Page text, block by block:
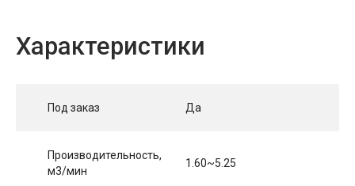
Характеристики
Под заказ Да
Производительность,
м3/мин
1.60~5.25